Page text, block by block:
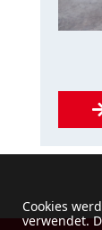
Cookies
verwendet.